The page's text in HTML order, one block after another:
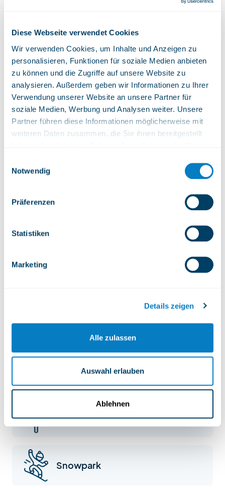
Diese Webseite verwendet Cookies
Wir verwenden Cookies, um Inhalte und Anzeigen zu
personalisieren, Funktionen für soziale Medien anbieten
zu können und die Zugriffe auf unsere Website zu
analysieren. Außerdem geben wir Informationen zu Ihrer
Verwendung unserer Website an unsere Partner für
soziale Medien, Werbung und Analysen weiter. Unsere
Partner führen diese Informationen möglicherweise mit
weiteren Daten zusammen, die Sie ihnen bereitgestellt
Notwendig
Präferenzen
Statistiken
Marketing
Details zeigen
Alle zulassen
Auswahl erlauben
Ablehnen
Pistenpläne
Was Sie in St-Luc / Chandolin finden
werden
Geeignet für Kinder
Schlitteln
MOUNTAINBIKE
Snowpark